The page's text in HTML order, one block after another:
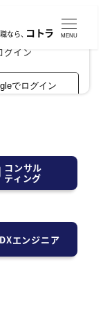
×
グイン
でログイン
なら、コトラ MENU
メントの微妙
コンサル
ティング
エンジニア